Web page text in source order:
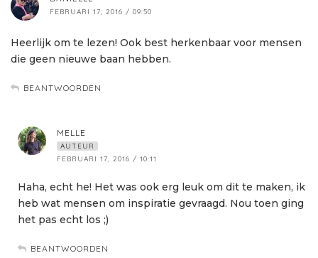
FEBRUARI 17, 2016 / 09:50
Heerlijk om te lezen! Ook best herkenbaar voor mensen
die geen nieuwe baan hebben.
BEANTWOORDEN
MELLE
AUTEUR
FEBRUARI 17, 2016 / 10:11
Haha, echt he! Het was ook erg leuk om dit te maken, ik
heb wat mensen om inspiratie gevraagd. Nou toen ging
het pas echt los ;)
BEANTWOORDEN